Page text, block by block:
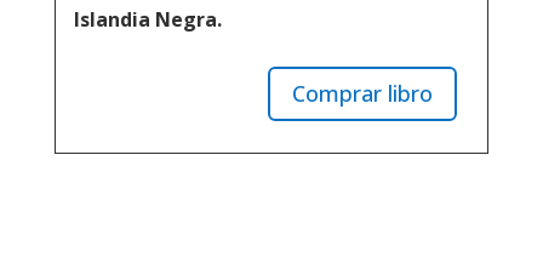
Islandia Negra.
Comprar libro